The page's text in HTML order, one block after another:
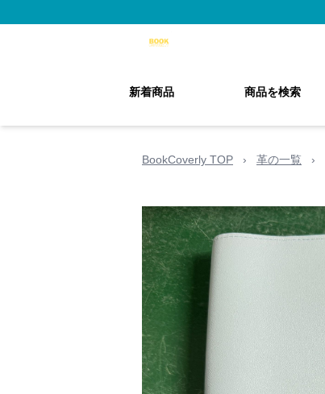
新着商品 商品を検索
BookCoverly TOP › 革の一覧 ›